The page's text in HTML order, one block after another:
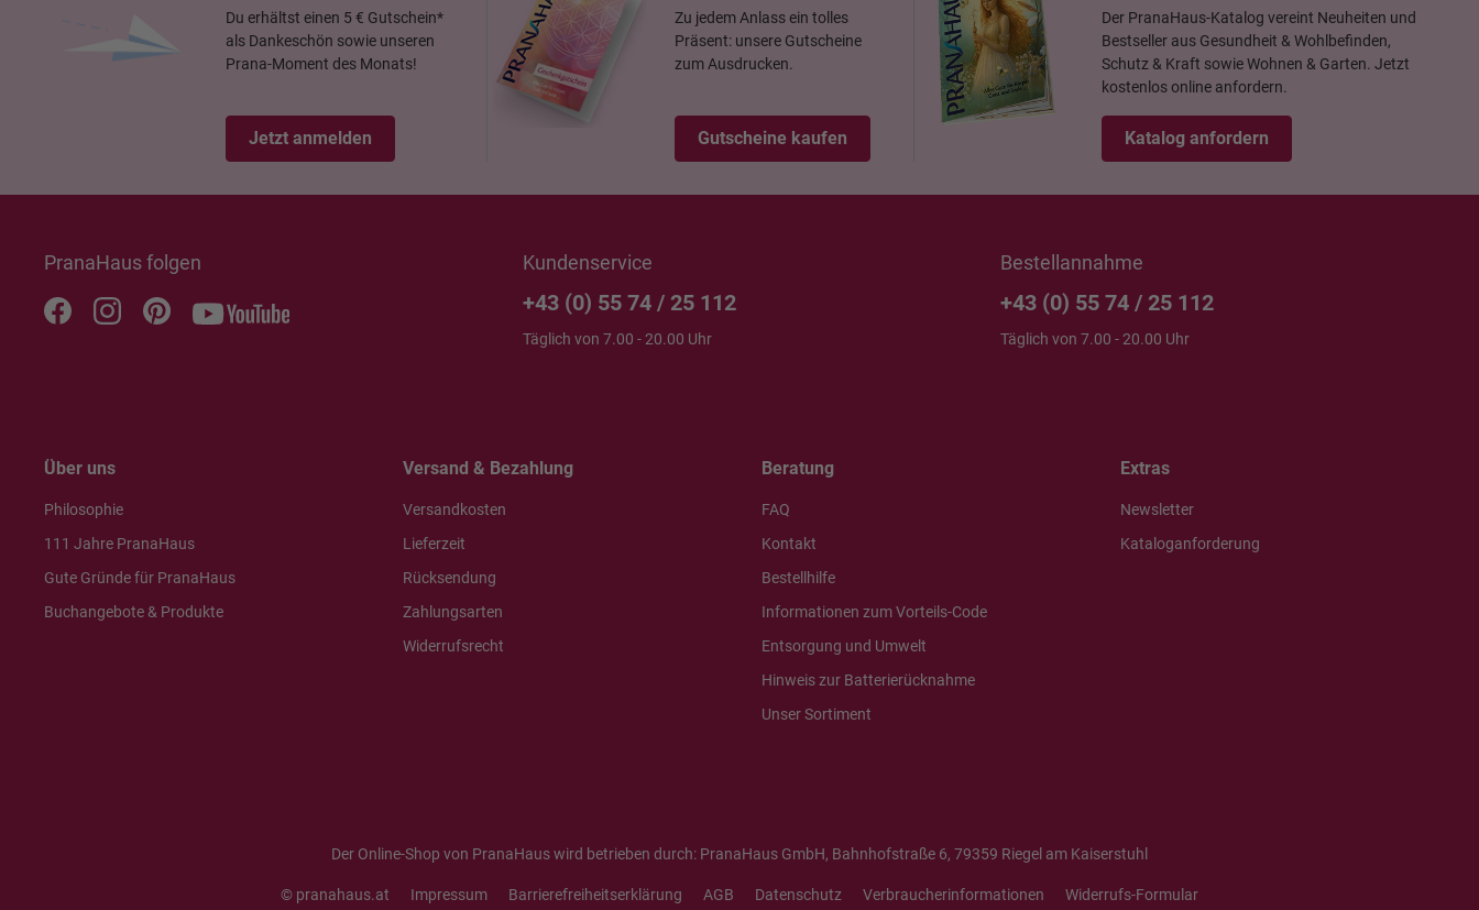
Du erhältst einen 5 € Gutschein*
als Dankeschön sowie unseren
Prana-Moment des Monats!
Jetzt anmelden
Zu jedem Anlass ein tolles
Präsent: unsere Gutscheine
zum Ausdrucken.
Gutscheine kaufen
Der PranaHaus-Katalog vereint Neuheiten und
Bestseller aus Gesundheit & Wohlbefinden,
Schutz & Kraft sowie Wohnen & Garten. Jetzt
kostenlos online anfordern.
Katalog anfordern
PranaHaus folgen Kundenservice
+43 (0) 55 74 / 25 112
Täglich von 7.00 - 20.00 Uhr
Bestellannahme
+43 (0) 55 74 / 25 112
Täglich von 7.00 - 20.00 Uhr
Über uns
Philosophie
111 Jahre PranaHaus
Gute Gründe für PranaHaus
Buchangebote & Produkte
Versand & Bezahlung
Versandkosten
Lieferzeit
Rücksendung
Zahlungsarten
Widerrufsrecht
Beratung
FAQ
Kontakt
Bestellhilfe
Informationen zum Vorteils-Code
Entsorgung und Umwelt
Hinweis zur Batterierücknahme
Unser Sortiment
Extras
Newsletter
Kataloganforderung
Der Online-Shop von PranaHaus wird betrieben durch: PranaHaus GmbH, Bahnhofstraße 6, 79359 Riegel am Kaiserstuhl
© pranahaus.at Impressum Barrierefreiheitserklärung AGB Datenschutz Verbraucherinformationen Widerrufs-Formular